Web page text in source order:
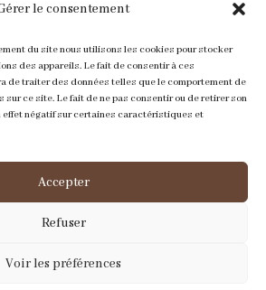
le consentement
du site nous utilisons les cookies pour stocker
des appareils. Le fait de consentir à ces
de traiter des données telles que le comportement de
sur ce site. Le fait de ne pas consentir ou de retirer son
effet négatif sur certaines caractéristiques et
Accepter
Refuser
Voir les préférences
e-mail
cuir.fr